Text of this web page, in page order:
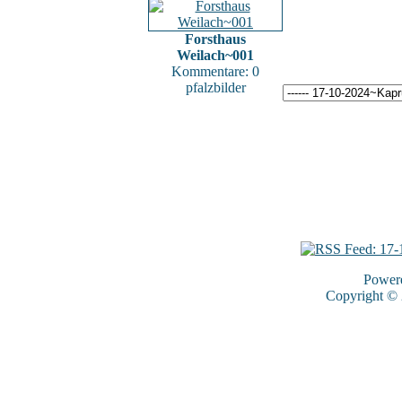
Forsthaus
Weilach~001
Kommentare: 0
pfalzbilder
Copyright ©